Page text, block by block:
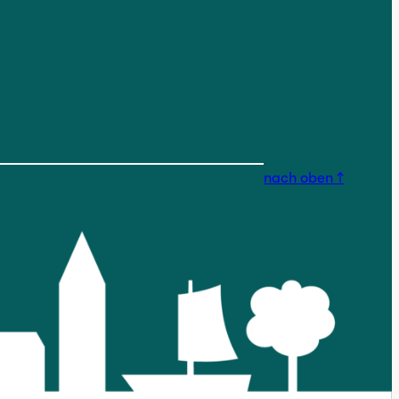
nach oben ↑